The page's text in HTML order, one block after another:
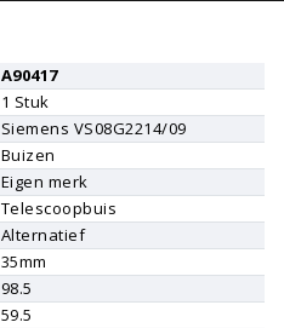
A90417
1 Stuk
Siemens VS08G2214/09
Buizen
Eigen merk
Telescoopbuis
Alternatief
35mm
98.5
59.5